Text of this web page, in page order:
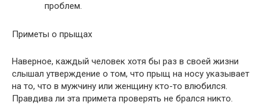
проблем.
Приметы о прыщах
Наверное, каждый человек хотя бы раз в своей жизни
слышал утверждение о том, что прыщ на носу указывает
на то, что в мужчину или женщину кто-то влюбился.
Правдива ли эта примета проверять не брался никто.